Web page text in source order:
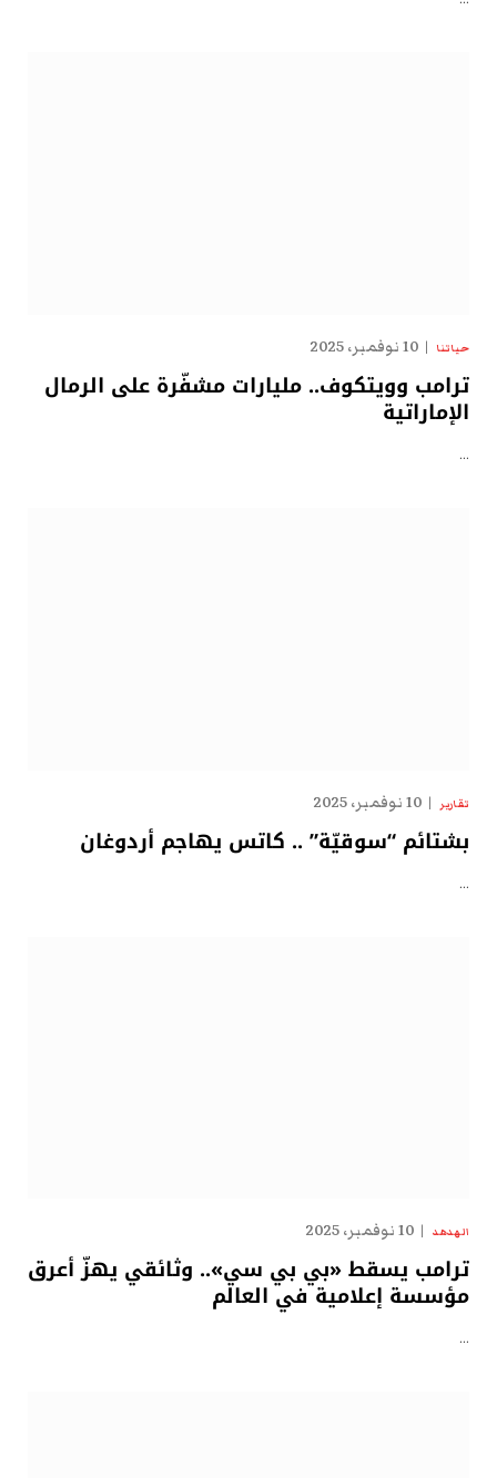
حياتنا 10 نوفمبر، 2025
ترامب وويتكوف.. مليارات مشفّرة على الرمال
الإماراتية
…
تقارير 10 نوفمبر، 2025
بشتائم “سوقيّة” .. كاتس يهاجم أردوغان
…
الهدهد 10 نوفمبر، 2025
ترامب يسقط «بي بي سي».. وثائقي يهزّ أعرق
مؤسسة إعلامية في العالم
…